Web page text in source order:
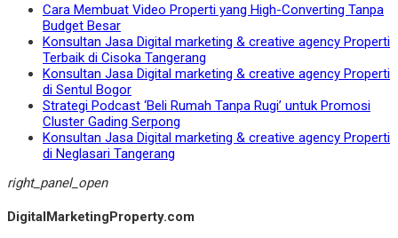
Cara Membuat Video Properti yang High-Converting Tanpa
Budget Besar
Konsultan Jasa Digital marketing & creative agency Properti
Terbaik di Cisoka Tangerang
Konsultan Jasa Digital marketing & creative agency Properti
di Sentul Bogor
Strategi Podcast ‘Beli Rumah Tanpa Rugi’ untuk Promosi
Cluster Gading Serpong
Konsultan Jasa Digital marketing & creative agency Properti
di Neglasari Tangerang
right_panel_open
DigitalMarketingProperty.com